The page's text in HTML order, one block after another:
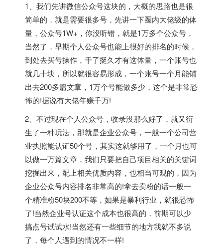
1、我们先讲微信公众号这块的，大概的思路也是很
简单的，就是需要很多号，先讲一下圈内大佬级的体
量，公众号1W+，你没听错，就是1万多个公众号，
当然了，早期个人公众号也能上很好的排名的时候，
到处去买号操作，干了挺久才有这体量，一个账号也
就几十块，所以就很容易形成，一个账号一个月能铺
出去200多篇文章，1万个号能做多少，这个是非常恐
怖的!据说有大佬年赚千万!
2、不过现在个人公众号，收录没那么好了，就又衍
生了一种玩法，那就是企业公众号，一般一个公司营
业执照能认证50个号，其实这就够用了，一个月也可
以做一万篇文章，我们只要把自己项目相关的关键词
挖掘出来，配上相关优质内容，也相当可观的，因为
企业公众号内容排名非常高的!拿去卖粉的话一般一
个精准粉50块200不等，如果是暴利行业，就很恐怖
了!当然企业号认证这个成本也很高的，前期可以少
搞点号试试水!当然还有一些细节的地方我就不多说
了，每个人遇到的情况不一样!